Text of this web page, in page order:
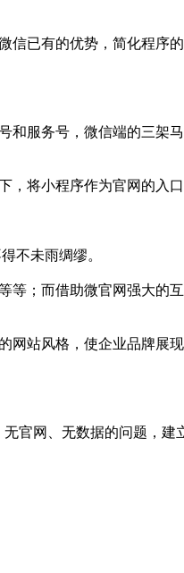
已有的优势，简化程序
服务号，微信端的三架
将小程序作为官网的入口
不未雨绸缪。
；而借助微官网强大的
站风格，使企业品牌展
网、无数据的问题，建